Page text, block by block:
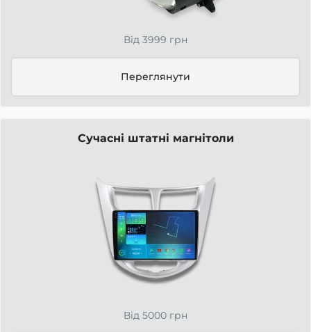
Від 3999 грн
Переглянути
Сучасні штатні магнітоли
Від 5000 грн